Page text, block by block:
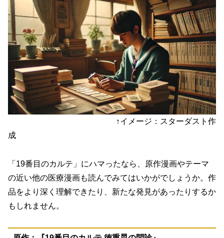
↑イメージ：スターダスト作
成
「19番目のカルテ」にハマったなら、原作漫画やテーマ
の近い他の医療漫画も読んでみてはいかがでしょうか。作
品をより深く理解できたり、新たな発見があったりするか
もしれません。